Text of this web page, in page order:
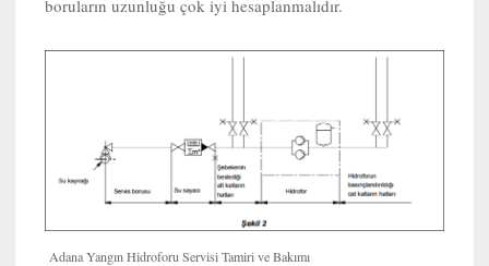
boruların uzunluğu çok iyi hesaplanmalıdır.
Adana Yangın Hidroforu Servisi Tamiri ve Bakımı